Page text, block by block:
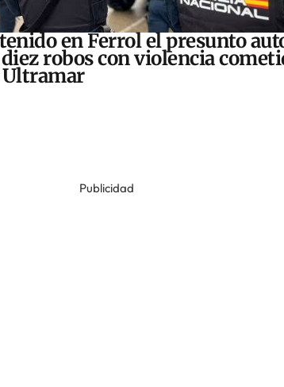
en Ferrol el presunto
robos con violencia
Publicidad